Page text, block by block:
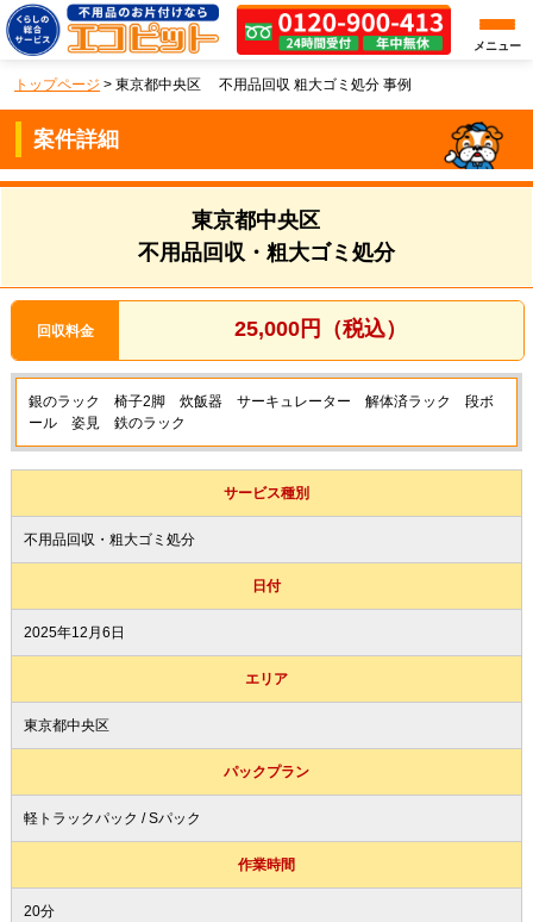
メニュー
トップページ > 東京都中央区 不用品回収 粗大ゴミ処分 事例
案件詳細
東京都中央区
不用品回収・粗大ゴミ処分
回収料金 25,000円（税込）
銀のラック 椅子2脚 炊飯器 サーキュレーター 解体済ラック 段ボ
ール 姿見 鉄のラック
サービス種別
不用品回収・粗大ゴミ処分
日付
2025年12月6日
エリア
東京都中央区
パックプラン
軽トラックパック / Sパック
作業時間
20分